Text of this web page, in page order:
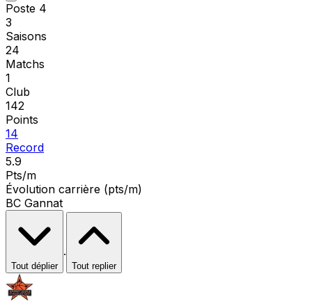
Poste 4
3
Saisons
24
Matchs
1
Club
142
Points
14
Record
5.9
Pts/m
Évolution carrière (pts/m)
BC Gannat
Tout déplier
·
Tout replier